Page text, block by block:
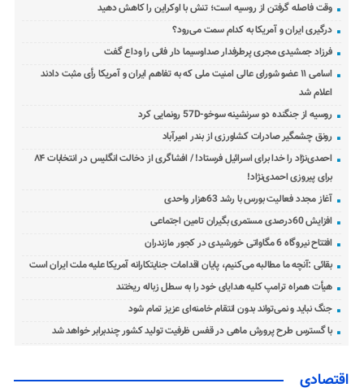
وقت فاصله گرفتن از روسیه است؛ تنش با اوکراین را کاهش دهید
درگیری ایران و آمریکا به کدام سمت می‌رود؟
فرزاد جمشیدی مجری پرطرفدار صداوسیما دار فانی را وداع گفت
اسامی ۱۱ عضو شورای عالی امنیت ملی که به تفاهم ایران و آمریکا رأی مثبت دادند
اعلام شد
روسیه از جنگنده دو سرنشینه سوخو-57D رونمایی کرد
رونق چشمگیر صادرات کشاورزی از بندر امیرآباد
احمدی‌نژاد را خدا برای اسرائیل فرستاد! / افشاگری از دخالت انگلیس در انتخابات ۸۴
برای پیروزی احمدی‌نژاد!
آغاز مجدد فعالیت بورس با رشد 63هزار واحدی
افزایش 60درصدی مستمری بگیران تامین اجتماعی
افتتاح نیروگاه 6 مگاواتی خورشیدی در کجور مازندران
بقائی :آنچه ما مطالبه می‌کنیم، پایان اقدامات جنایتکارانه آمریکا علیه ملت ایران است
هیأت همراه ترامپ کلیه هدایای خود را به سطل زباله ریختند
جنگ نباید و نمی‌تواند بدون انتقام خامنه‌ای عزیز تمام شود
با گسترس طرح پرورش ماهی در قفس ظرفیت تولید کشور چندبرابر خواهد شد
اقتصادی